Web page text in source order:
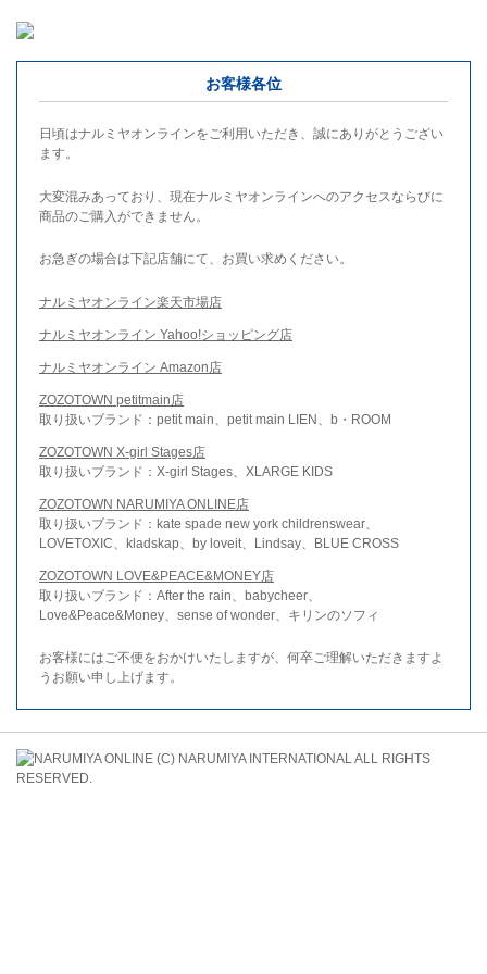
お客様各位
日頃はナルミヤオンラインをご利用いただき、誠にありがとうござい
ます。
大変混みあっており、現在ナルミヤオンラインへのアクセスならびに
商品のご購入ができません。
お急ぎの場合は下記店舗にて、お買い求めください。
ナルミヤオンライン楽天市場店
ナルミヤオンライン Yahoo!ショッピング店
ナルミヤオンライン Amazon店
ZOZOTOWN petitmain店
取り扱いブランド：petit main、petit main LIEN、b・ROOM
ZOZOTOWN X-girl Stages店
取り扱いブランド：X-girl Stages、XLARGE KIDS
ZOZOTOWN NARUMIYA ONLINE店
取り扱いブランド：kate spade new york childrenswear、
LOVETOXIC、kladskap、by loveit、Lindsay、BLUE CROSS
ZOZOTOWN LOVE&PEACE&MONEY店
取り扱いブランド：After the rain、babycheer、
Love&Peace&Money、sense of wonder、キリンのソフィ
お客様にはご不便をおかけいたしますが、何卒ご理解いただきますよ
うお願い申し上げます。